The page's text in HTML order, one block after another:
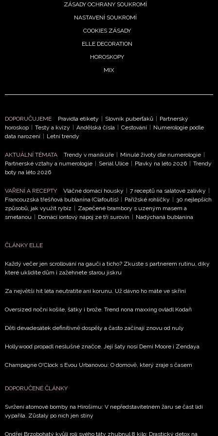
ZÁSADY OCHRANY SOUKROMÍ
NASTAVENÍ SOUKROMÍ
COOKIES ZÁSADY
ELLE DECORATION
HOROSKOPY
MIX
DOPORUČUJEME Pravidla etikety | Slovník puberťáků | Partnerský
horoskop | Testy a kvízy | Andělská čísla | Cestování | Numerologie podle
data narození | Letní trendy
AKTUÁLNÍ TÉMATA Trendy v manikúře | Minulé životy dle numerologie |
Partnerské vztahy a numerologie | Seriál Ulice | Plavky na léto 2026 | Trendy
boty na léto 2026
VAŘENÍ A RECEPTY Vláčné domácí housky | 7 receptů na salátové zálivky |
Francouzská třešňová bublanina (Clafoutis) | Pařížské rohlíčky | 30 nejlepších
způsobů, jak využít rybíz | Zapečené brambory s uzeným masem a
smetanou | Domácí iontový nápoj ze tří surovin | Nadýchaná bublanina
ČLÁNKY ELLE
Každý večer jen scrollování na gauči a ticho? Zkuste s partnerem rutinu, díky
které uklidíte dům i zažehnete starou jiskru
Za největší hit léta neutratíte ani korunu. Už dávno ho máte ve skříni
Oversized noční košile, šátky i brože. Trend nona maxxing ovládl Kodaň
Děti devadesátek definitivně dospěly a často začínají znovu od nuly
Hollywood propadl neslušné značce. Její šaty nosí Demi Moore i Zendaya
Champagne O'Clock s Evou Urbanovou: O domově, který zraje s časem
DOPORUČENÉ ČLÁNKY
Svržení atomové bomby na Hirošimu: V nepředstavitelném žáru se část lidí
vypařila. Zůstaly po nich jen stíny
Ondřej Brzobohatý kvůli roli svého táty zhubnul 8 kilo: Drastický detox na